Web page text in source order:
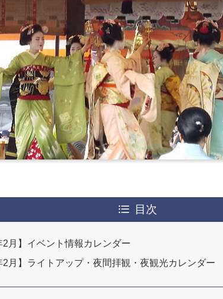
目次
月】イベント情報カレンダー
月】ライトアップ・夜間拝観・夜観光カレンダー